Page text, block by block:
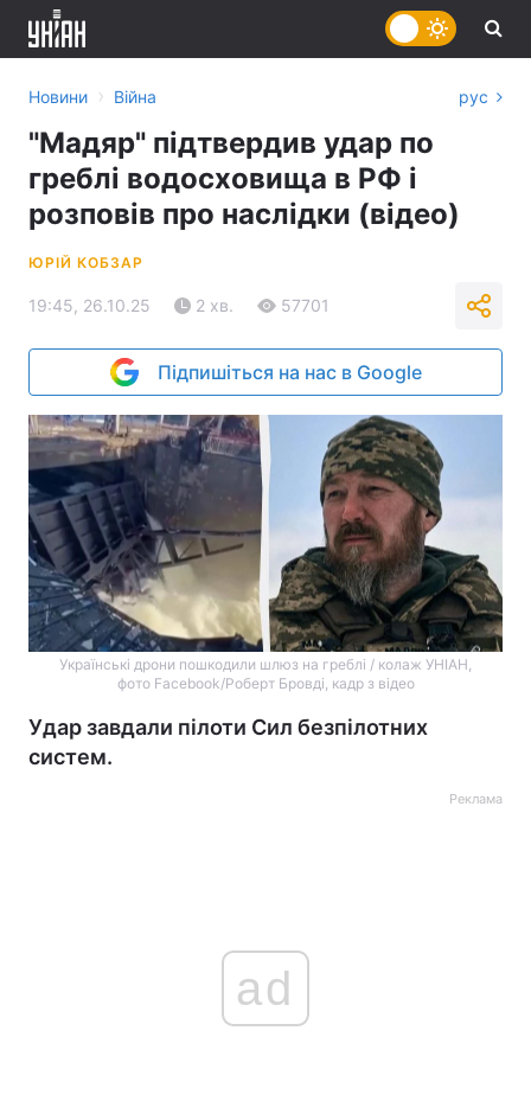
Новини › Війна рус
"Мадяр" підтвердив удар по
греблі водосховища в РФ і
розповів про наслідки (відео)
ЮРІЙ КОБЗАР
19:45, 26.10.25 2 хв. 57701
Підпишіться на нас в Google
Українські дрони пошкодили шлюз на греблі / колаж УНІАН,
фото Facebook/Роберт Бровді, кадр з відео
Удар завдали пілоти Сил безпілотних
систем.
Реклама
ad